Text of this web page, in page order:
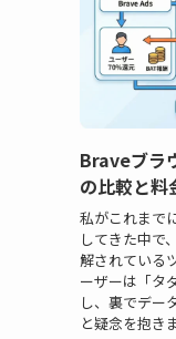
Braveブラ
の比較と料
私がこれまで
してきた中で
解されている
ーザーは「タ
し、裏でデー
と疑念を抱き